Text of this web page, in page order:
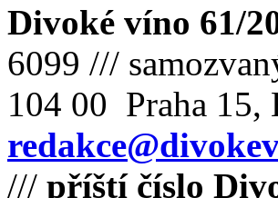
Divoké víno 61/
6099 ///
104 00 Praha 15,
/// příští číslo